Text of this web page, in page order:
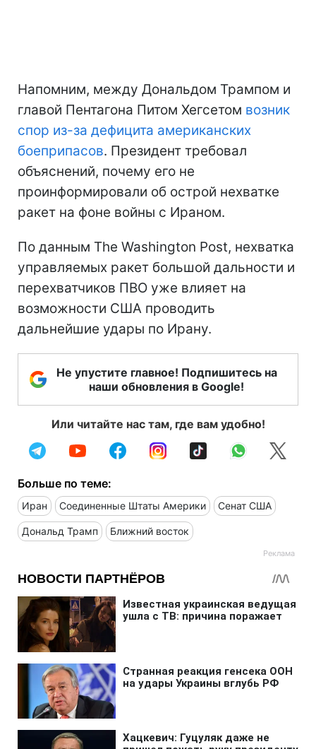
Напомним, между Дональдом Трампом и
главой Пентагона Питом Хегсетом возник
спор из-за дефицита американских
боеприпасов. Президент требовал
объяснений, почему его не
проинформировали об острой нехватке
ракет на фоне войны с Ираном.
По данным The Washington Post, нехватка
управляемых ракет большой дальности и
перехватчиков ПВО уже влияет на
возможности США проводить
дальнейшие удары по Ирану.
Не упустите главное! Подпишитесь на
наши обновления в Google!
Или читайте нас там, где вам удобно!
Больше по теме:
Иран Соединенные Штаты Америки Сенат США
Дональд Трамп Ближний восток